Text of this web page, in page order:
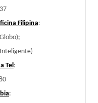
Filipina:
Tel:
: